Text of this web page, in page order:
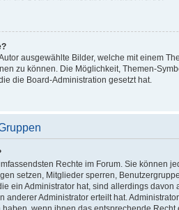
ausgewählte Bilder, welche mit einem
zu können. Die Möglichkeit, Themen-
die Board-Administration gesetzt hat.
Rechte im Forum. Sie können
setzen, Mitglieder sperren,
ein Administrator hat, sind allerdings
anderer Administrator erteilt hat.